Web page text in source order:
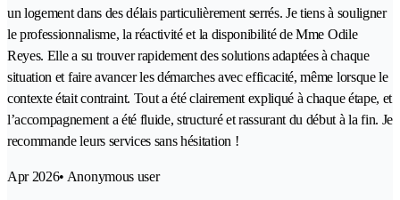
un logement dans des délais particulièrement serrés. Je tiens à souligner
le professionnalisme, la réactivité et la disponibilité de Mme Odile
Reyes. Elle a su trouver rapidement des solutions adaptées à chaque
situation et faire avancer les démarches avec efficacité, même lorsque le
contexte était contraint. Tout a été clairement expliqué à chaque étape, et
l’accompagnement a été fluide, structuré et rassurant du début à la fin. Je
recommande leurs services sans hésitation !
Apr 2026• Anonymous user